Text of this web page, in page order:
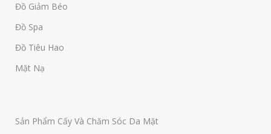
Đồ Giảm Béo
Đồ Spa
Đồ Tiêu Hao
Mặt Nạ
Sản Phẩm Cấy Và Chăm Sóc Da Mặt